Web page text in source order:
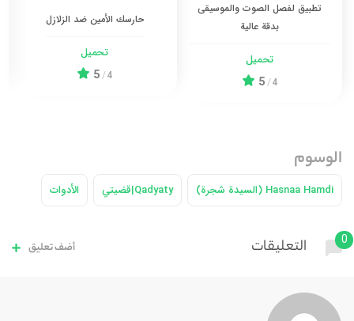
تطبيق لفصل الصوت والموسيقى
بدقة عالية
تحميل
4
/
5
حارسك الأمين ضد الزلازل
تحميل
4
/
5
الوسوم
Hasnaa Hamdi (السيدة شجرة) Qadyaty|قضيتي الأدوات
0 التعليقات أضف تعليق